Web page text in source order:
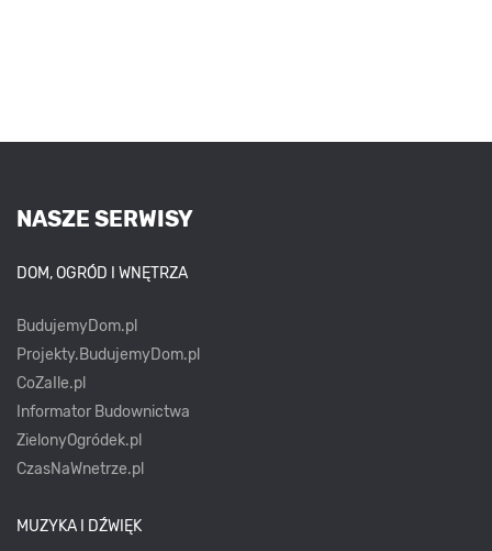
NASZE SERWISY
DOM, OGRÓD I WNĘTRZA
BudujemyDom.pl
Projekty.BudujemyDom.pl
CoZaIle.pl
Informator Budownictwa
ZielonyOgródek.pl
CzasNaWnetrze.pl
MUZYKA I DŹWIĘK